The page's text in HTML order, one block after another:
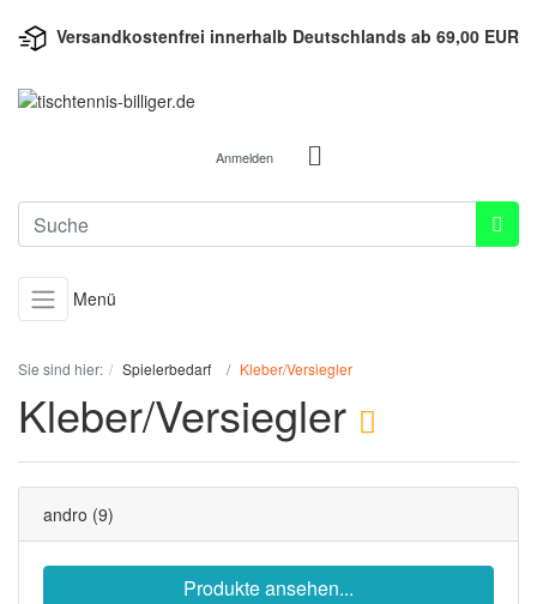
Versandkostenfrei innerhalb Deutschlands ab 69,00 EUR
Anmelden
Menü
Sie sind hier: Spielerbedarf Kleber/Versiegler
Kleber/Versiegler
andro (9)
Produkte ansehen...